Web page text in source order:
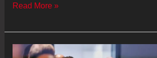
Última
de
Read More »